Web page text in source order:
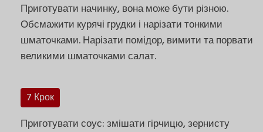
Приготувати начинку, вона може бути різною.
Обсмажити курячі грудки і нарізати тонкими
шматочками. Нарізати помідор, вимити та порвати
великими шматочками салат.
7 Крок
Приготувати соус: змішати гірчицю, зернисту